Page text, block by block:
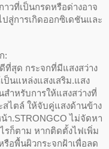
าวที่เป็นกรดหรือด่างอาจ
สู่การเกิดออกซิเดชันและ
:
ที่สุด กระจกที่มีแสงสว่าง
ป็นแหล่งแสงเสริม.แสง
สำหรับการให้แสงสว่างที่
ไตล์ ให้จับคู่แสงด้านข้าง
า.STRONGCO ไม่จัดหา
รก็ตาม หากติดตั้งไฟเพิ่ม
อพื้นผิวกระจกฝ้าเพื่อลด